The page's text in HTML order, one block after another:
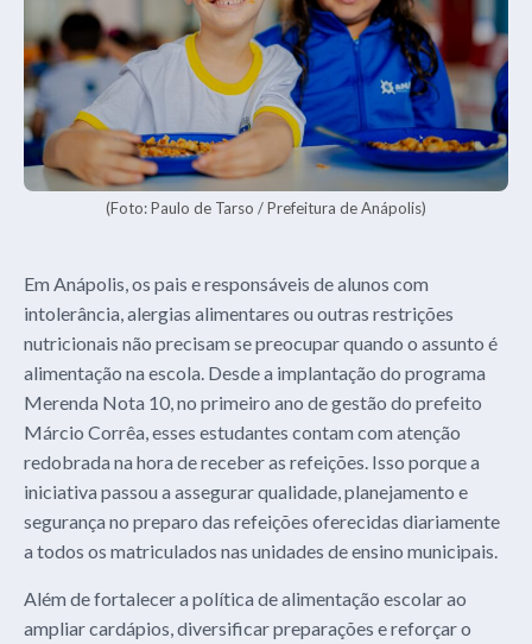
(Foto: Paulo de Tarso / Prefeitura de Anápolis)
Em Anápolis, os pais e responsáveis de alunos com
intolerância, alergias alimentares ou outras restrições
nutricionais não precisam se preocupar quando o assunto é
alimentação na escola. Desde a implantação do programa
Merenda Nota 10, no primeiro ano de gestão do prefeito
Márcio Corrêa, esses estudantes contam com atenção
redobrada na hora de receber as refeições. Isso porque a
iniciativa passou a assegurar qualidade, planejamento e
segurança no preparo das refeições oferecidas diariamente
a todos os matriculados nas unidades de ensino municipais.
Além de fortalecer a política de alimentação escolar ao
ampliar cardápios, diversificar preparações e reforçar o